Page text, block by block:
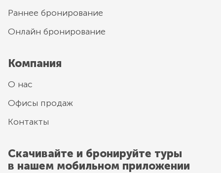
Раннее бронирование
Онлайн бронирование
Компания
О нас
Офисы продаж
Контакты
Скачивайте и бронируйте туры
в нашем мобильном приложении